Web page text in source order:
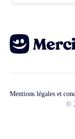
Mentions légales et
©